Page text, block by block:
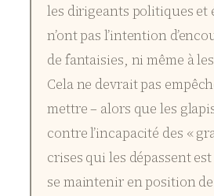
les dirigeants politiques et
n’ont pas l’intention
de fantaisies, ni même à
Cela ne devrait pas
mettre – alors que les
contre l’incapacité des «
crises qui les dépassent
se maintenir en position